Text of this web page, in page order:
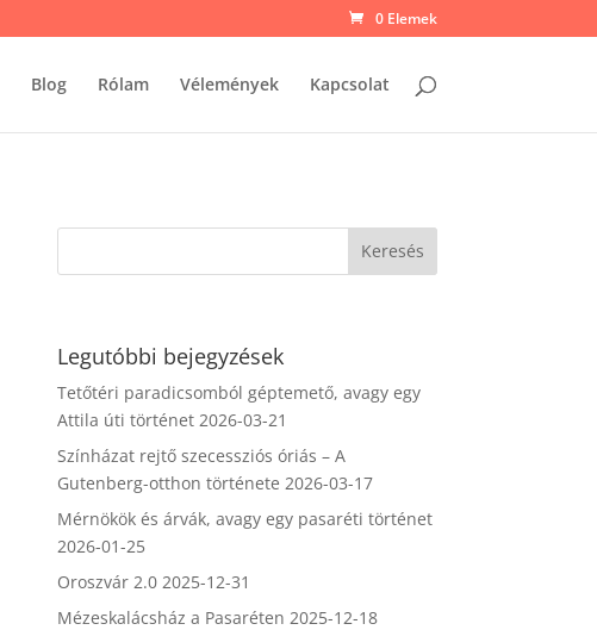
0 Elemek
Blog Rólam Vélemények Kapcsolat
Legutóbbi bejegyzések
Tetőtéri paradicsomból géptemető, avagy egy
Attila úti történet 2026-03-21
Színházat rejtő szecessziós óriás – A
Gutenberg-otthon története 2026-03-17
Mérnökök és árvák, avagy egy pasaréti történet
2026-01-25
Oroszvár 2.0 2025-12-31
Mézeskalácsház a Pasaréten 2025-12-18